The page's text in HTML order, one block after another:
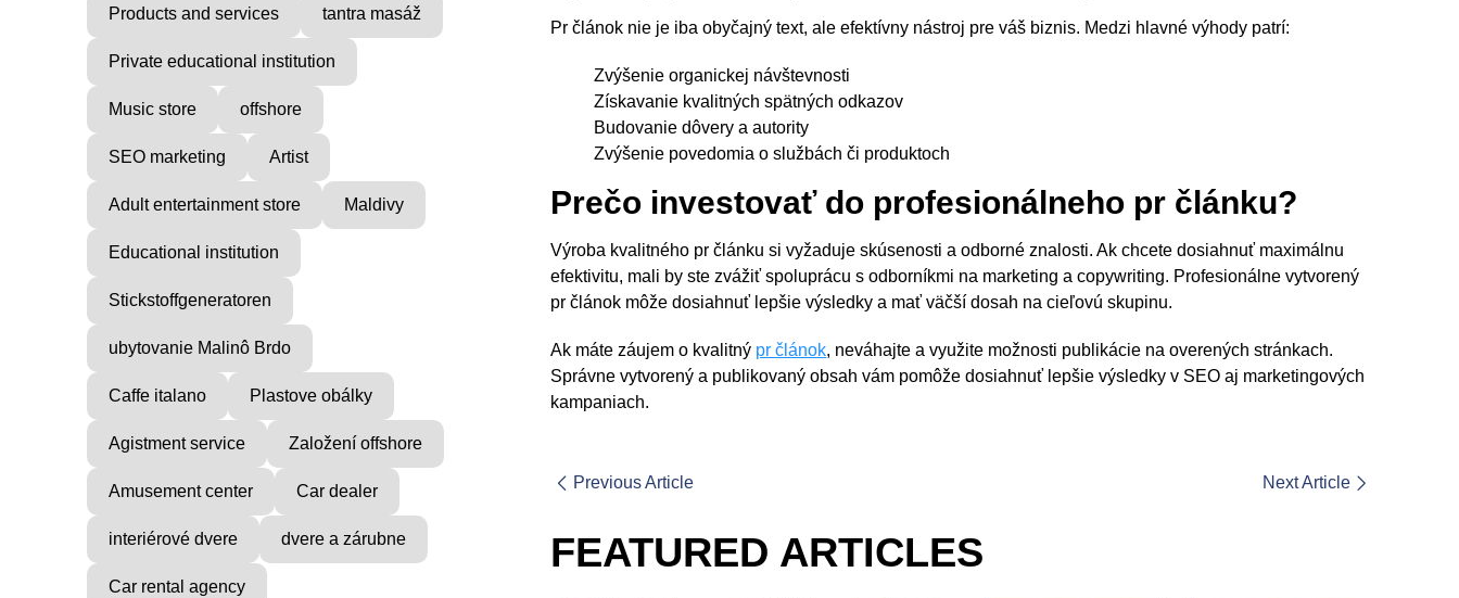
Products and services tantra masáž
Private educational institution
Music store offshore
SEO marketing Artist
Adult entertainment store Maldivy
Educational institution
Stickstoffgeneratoren
ubytovanie Malinô Brdo
Caffe italano Plastove obálky
Agistment service Založení offshore
Amusement center Car dealer
interiérové dvere dvere a zárubne
Car rental agency
Pr článok nie je iba obyčajný text, ale efektívny nástroj pre váš biznis. Medzi hlavné výhody patrí:
Zvýšenie organickej návštevnosti
Získavanie kvalitných spätných odkazov
Budovanie dôvery a autority
Zvýšenie povedomia o službách či produktoch
Prečo investovať do profesionálneho pr článku?
Výroba kvalitného pr článku si vyžaduje skúsenosti a odborné znalosti. Ak chcete dosiahnuť maximálnu
efektivitu, mali by ste zvážiť spoluprácu s odborníkmi na marketing a copywriting. Profesionálne vytvorený
pr článok môže dosiahnuť lepšie výsledky a mať väčší dosah na cieľovú skupinu.
Ak máte záujem o kvalitný pr článok, neváhajte a využite možnosti publikácie na overených stránkach.
Správne vytvorený a publikovaný obsah vám pomôže dosiahnuť lepšie výsledky v SEO aj marketingových
kampaniach.
Previous Article Next Article
FEATURED ARTICLES